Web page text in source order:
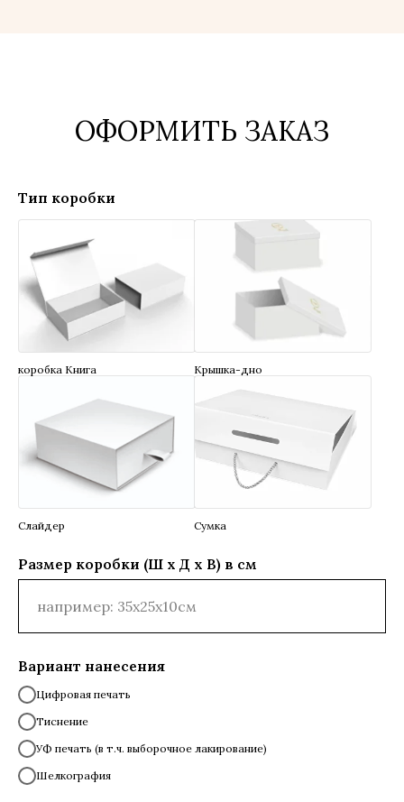
ОФОРМИТЬ ЗАКАЗ
Тип коробки
коробка Книга Крышка-дно
Слайдер Сумка
Размер коробки (Ш х Д х В) в см
Вариант нанесения
Цифровая печать
Тиснение
УФ печать (в т.ч. выборочное лакирование)
Шелкография